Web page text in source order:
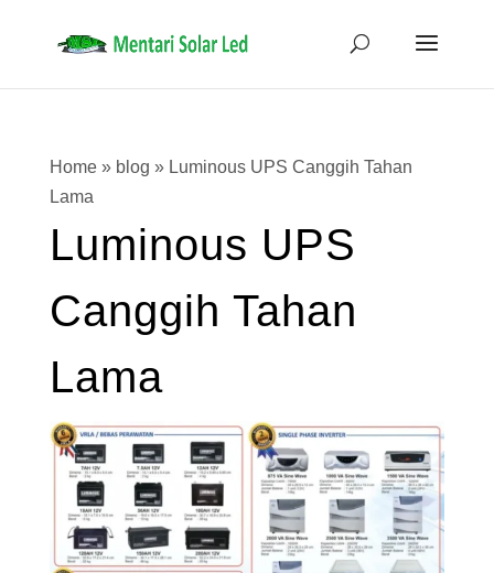
Home» blog » Luminous UPS Canggih Tahan
Lama
Luminous UPS
Canggih Tahan
Lama